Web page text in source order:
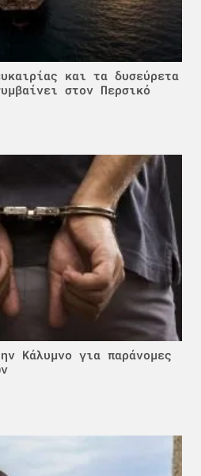
και τα δυσεύρετα
στον Περσικό
Κάλυμνο για παράνομες